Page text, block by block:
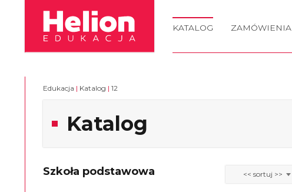
KATALOG ZAMÓWIENIA
Edukacja | Katalog | 12
Katalog
Szkoła podstawowa